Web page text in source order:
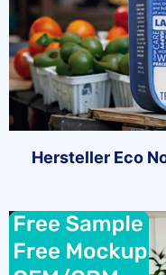
Hersteller Eco